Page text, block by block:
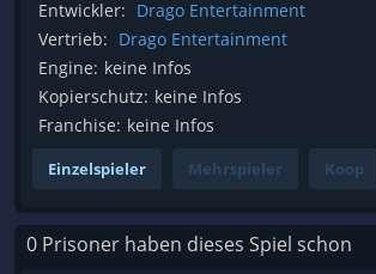
Entwickler: Drago Entertainment
Vertrieb: Drago Entertainment
Engine: keine Infos
Kopierschutz: keine Infos
Franchise: keine Infos
Einzelspieler Mehrspieler Koop
0 Prisoner haben dieses Spiel schon